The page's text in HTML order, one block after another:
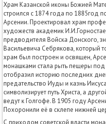
Храм Казанской иконы Божией
строился с 1874 года по 1885год
Арсении. Проектировал храм
художеств академик
предводителя Войска Донского,
Васильевича Себрякова, который
храм был построен и освящен,
монашками стала рыть пещеры
отобразил историю последних
предательство Иуды и казнь
символизирует путь Христа, а
ведут к Голгофе. В 1905 году
Похоронили её в склепе нижней
С приходом советской власти